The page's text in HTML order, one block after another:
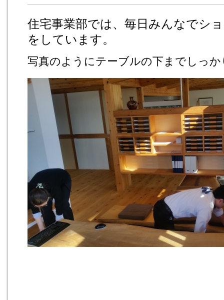
住宅事業部では、毎日みんなでシ
をしています。
写真のようにテーブルの下までしっか